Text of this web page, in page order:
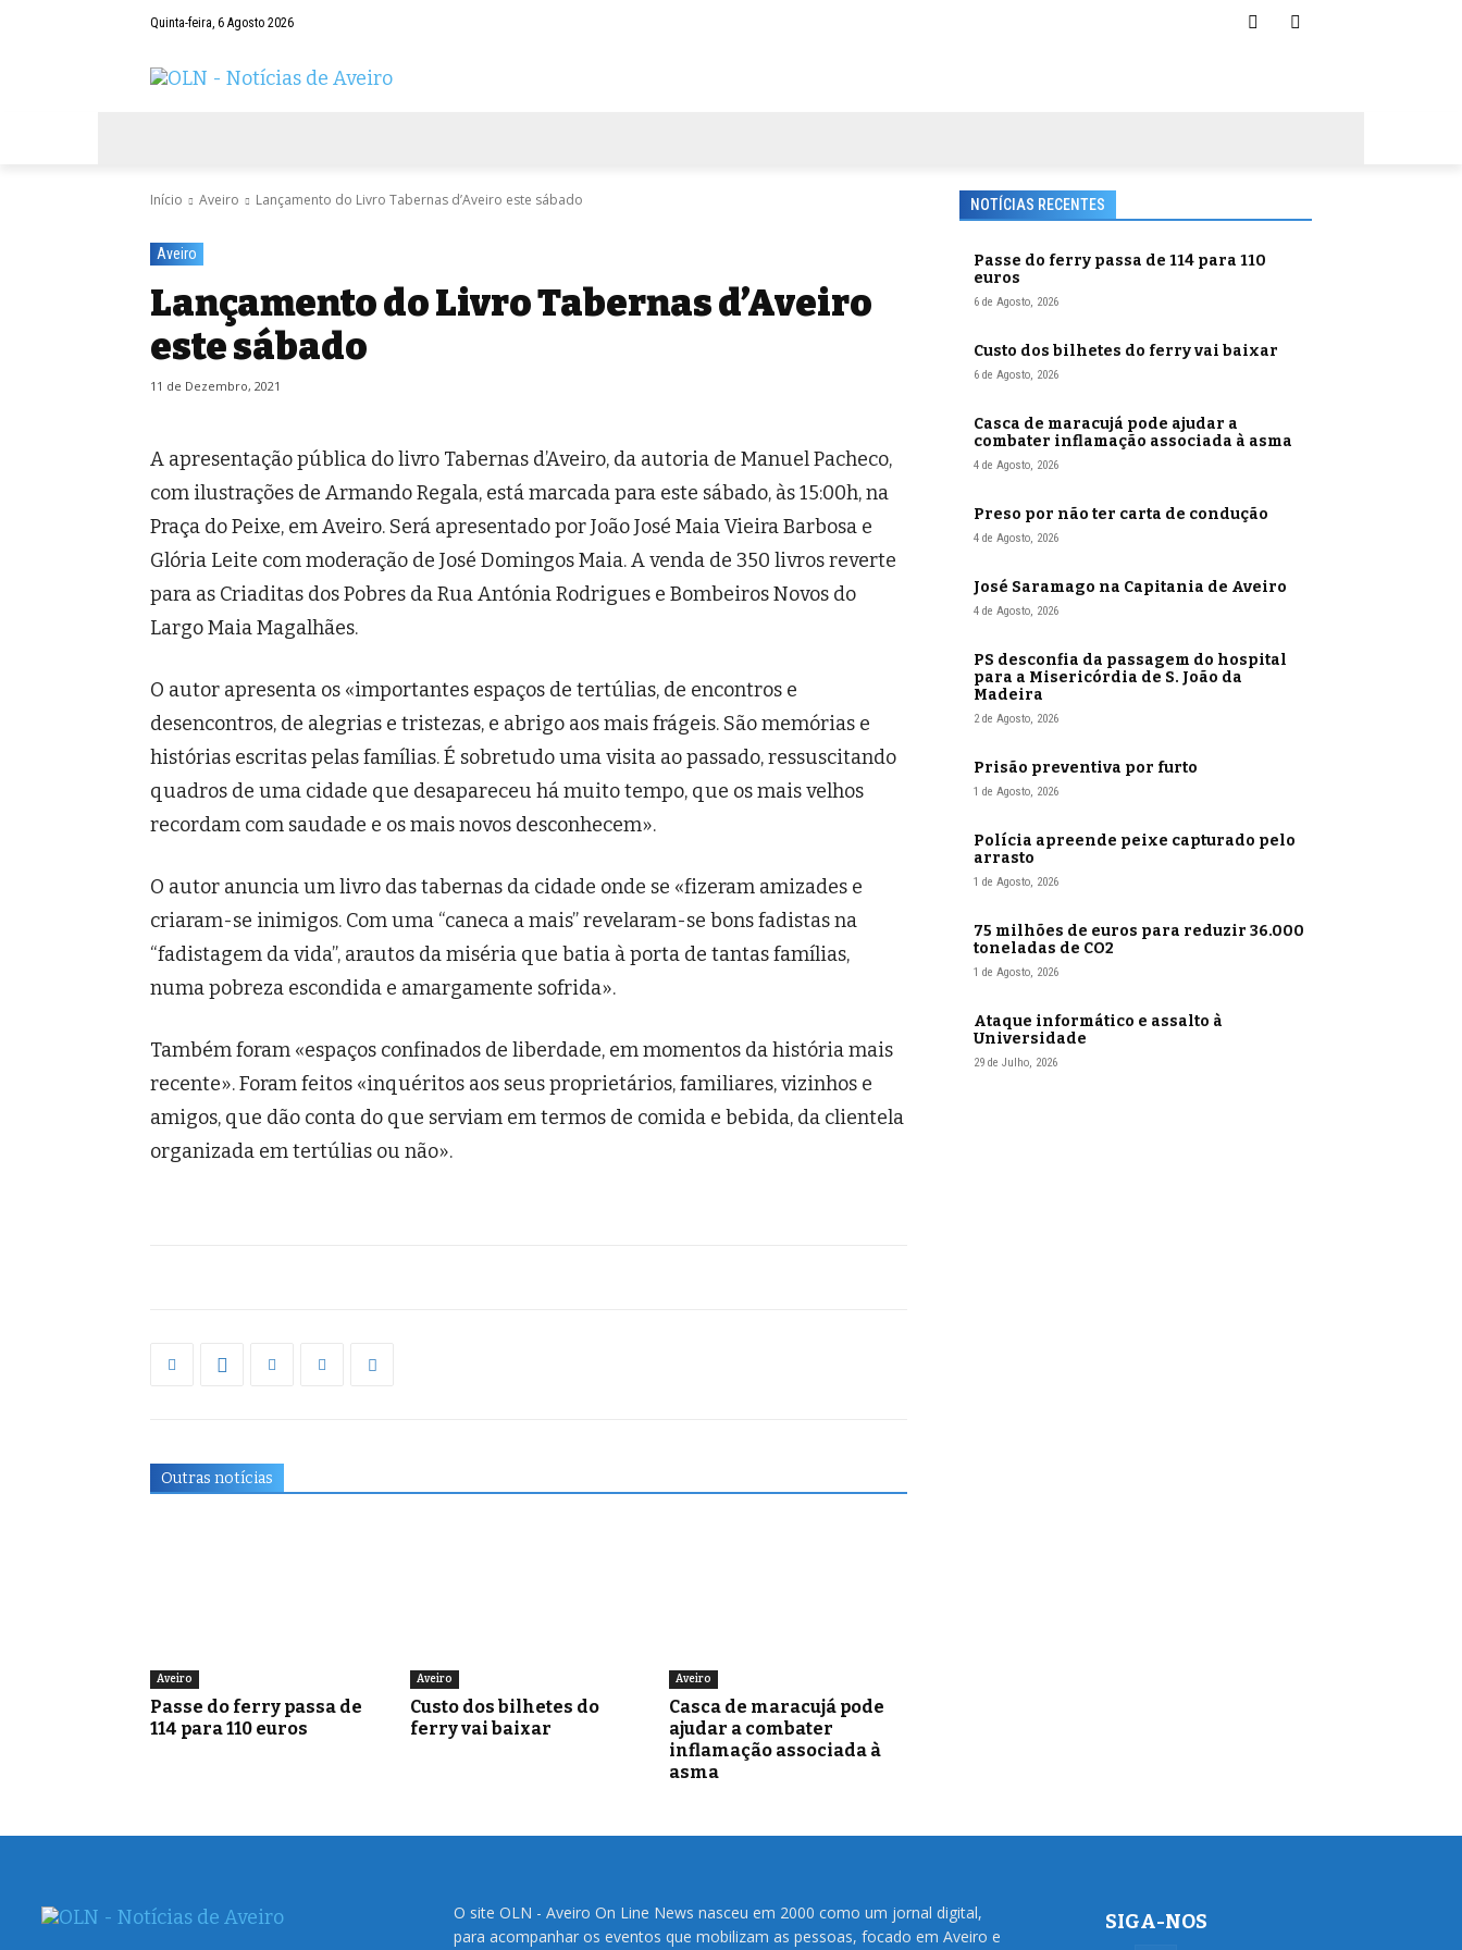
Quinta-feira, 6 Agosto 2026
Início Aveiro Lançamento do Livro Tabernas d’Aveiro este sábado
Aveiro
Lançamento do Livro Tabernas d’Aveiro
este sábado
11 de Dezembro, 2021
A apresentação pública do livro Tabernas d’Aveiro, da autoria de Manuel Pacheco,
com ilustrações de Armando Regala, está marcada para este sábado, às 15:00h, na
Praça do Peixe, em Aveiro. Será apresentado por João José Maia Vieira Barbosa e
Glória Leite com moderação de José Domingos Maia. A venda de 350 livros reverte
para as Criaditas dos Pobres da Rua Antónia Rodrigues e Bombeiros Novos do
Largo Maia Magalhães.
O autor apresenta os «importantes espaços de tertúlias, de encontros e
desencontros, de alegrias e tristezas, e abrigo aos mais frágeis. São memórias e
histórias escritas pelas famílias. É sobretudo uma visita ao passado, ressuscitando
quadros de uma cidade que desapareceu há muito tempo, que os mais velhos
recordam com saudade e os mais novos desconhecem».
O autor anuncia um livro das tabernas da cidade onde se «fizeram amizades e
criaram-se inimigos. Com uma “caneca a mais” revelaram-se bons fadistas na
“fadistagem da vida”, arautos da miséria que batia à porta de tantas famílias,
numa pobreza escondida e amargamente sofrida».
Também foram «espaços confinados de liberdade, em momentos da história mais
recente». Foram feitos «inquéritos aos seus proprietários, familiares, vizinhos e
amigos, que dão conta do que serviam em termos de comida e bebida, da clientela
organizada em tertúlias ou não».
Outras notícias
Aveiro
Passe do ferry passa de
114 para 110 euros
Aveiro
Custo dos bilhetes do
ferry vai baixar
Aveiro
Casca de maracujá pode
ajudar a combater
inflamação associada à
asma
NOTÍCIAS RECENTES
Passe do ferry passa de 114 para 110
euros
6 de Agosto, 2026
Custo dos bilhetes do ferry vai baixar
6 de Agosto, 2026
Casca de maracujá pode ajudar a
combater inflamação associada à asma
4 de Agosto, 2026
Preso por não ter carta de condução
4 de Agosto, 2026
José Saramago na Capitania de Aveiro
4 de Agosto, 2026
PS desconfia da passagem do hospital
para a Misericórdia de S. João da
Madeira
2 de Agosto, 2026
Prisão preventiva por furto
1 de Agosto, 2026
Polícia apreende peixe capturado pelo
arrasto
1 de Agosto, 2026
75 milhões de euros para reduzir 36.000
toneladas de CO2
1 de Agosto, 2026
Ataque informático e assalto à
Universidade
29 de Julho, 2026
O site OLN - Aveiro On Line News nasceu em 2000 como um jornal digital,
para acompanhar os eventos que mobilizam as pessoas, focado em Aveiro e
SIGA-NOS